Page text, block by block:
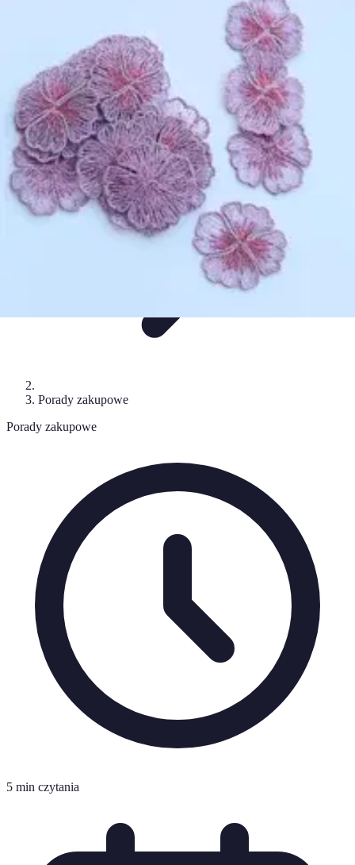
Zakupy i promocje
Mega Promocje
Porady zakupowe
Porady zakupowe
5 min czytania